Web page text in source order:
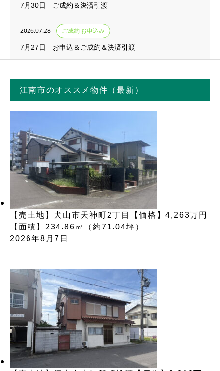
7月30日 ご成約＆決済引渡
2026.07.28 ご成約 お申込み
7月27日 お申込＆ご成約＆決済引渡
江南市のオススメ物件（最新）
【売土地】犬山市天神町2丁目【価格】4,263万円
【面積】234.86㎡（約71.04坪）
2026年8月7日